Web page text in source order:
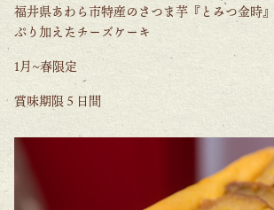
福井県あわら市特産のさつま芋『とみつ金時
ぷり加えたチーズケーキ
1月~春限定
賞味期限５日間